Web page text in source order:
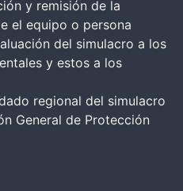
y remisión de la
el equipo o persona
del simulacro a los
y estos a los
regional del simulacro
General de Protección